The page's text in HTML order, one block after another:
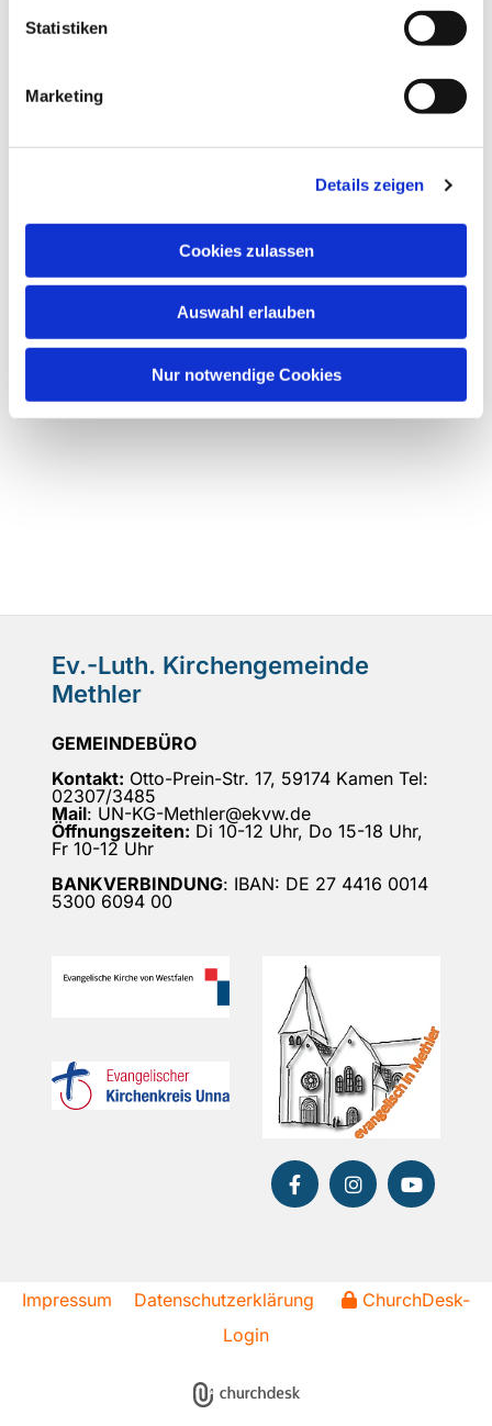
Statistiken
Marketing
Details zeigen
Cookies zulassen
Auswahl erlauben
Nur notwendige Cookies
Ev.-Luth. Kirchengemeinde
Methler
GEMEINDEBÜRO
Kontakt: Otto-Prein-Str. 17, 59174 Kamen Tel:
02307/3485
Mail: UN-KG-Methler@ekvw.de
Öffnungszeiten: Di 10-12 Uhr, Do 15-18 Uhr,
Fr 10-12 Uhr
BANKVERBINDUNG: IBAN: DE 27 4416 0014
5300 6094 00
Impressum Datenschutzerklärung
ChurchDesk-
Login